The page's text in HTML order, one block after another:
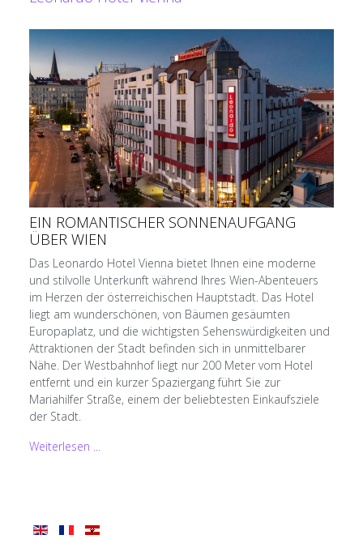
EIN ROMANTISCHER SONNENAUFGANG
ÜBER WIEN
Das Leonardo Hotel Vienna bietet Ihnen eine moderne
und stilvolle Unterkunft während Ihres Wien-Abenteuers
im Herzen der österreichischen Hauptstadt. Das Hotel
liegt am wunderschönen, von Bäumen gesäumten
Europaplatz, und die wichtigsten Sehenswürdigkeiten und
Attraktionen der Stadt befinden sich in unmittelbarer
Nähe. Der Westbahnhof liegt nur 200 Meter vom Hotel
entfernt und ein kurzer Spaziergang führt Sie zur
Mariahilfer Straße, einem der beliebtesten Einkaufsziele
der Stadt.
Weiterlesen ...